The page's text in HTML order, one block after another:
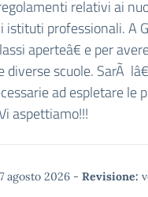
relativi ai
professionali. A
aperteâ€ e per
scuole. SarÃ
ad espletare le
aspettiamo!!!
agosto 2026 - Revisione: